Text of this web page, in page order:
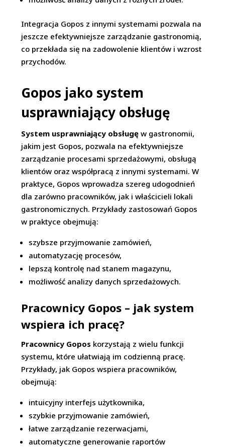
Integracja Gopos z innymi systemami pozwala na
jeszcze efektywniejsze zarządzanie gastronomią,
co przekłada się na zadowolenie klientów i wzrost
przychodów.
Gopos jako system
usprawniający obsługę
System usprawniający obsługę w gastronomii,
jakim jest Gopos, pozwala na efektywniejsze
zarządzanie procesami sprzedażowymi, obsługą
klientów oraz współpracą z innymi systemami. W
praktyce, Gopos wprowadza szereg udogodnień
dla zarówno pracowników, jak i właścicieli lokali
gastronomicznych. Przykłady zastosowań Gopos
w praktyce obejmują:
szybsze przyjmowanie zamówień,
automatyzację procesów,
lepszą kontrolę nad stanem magazynu,
możliwość analizy danych sprzedażowych.
Pracownicy Gopos – jak system
wspiera ich pracę?
Pracownicy Gopos korzystają z wielu funkcji
systemu, które ułatwiają im codzienną pracę.
Przykłady, jak Gopos wspiera pracowników,
obejmują:
intuicyjny interfejs użytkownika,
szybkie przyjmowanie zamówień,
łatwe zarządzanie rezerwacjami,
automatyczne generowanie raportów